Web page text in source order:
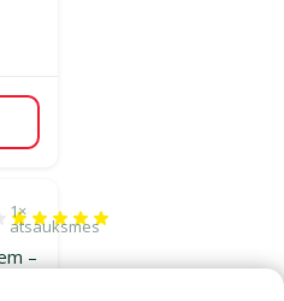
grozam
–
100%, reitingu skaits: 1
1×
atsauksmes